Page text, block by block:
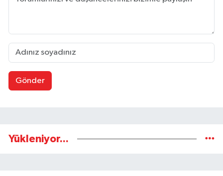
Gönder
Yükleniyor...